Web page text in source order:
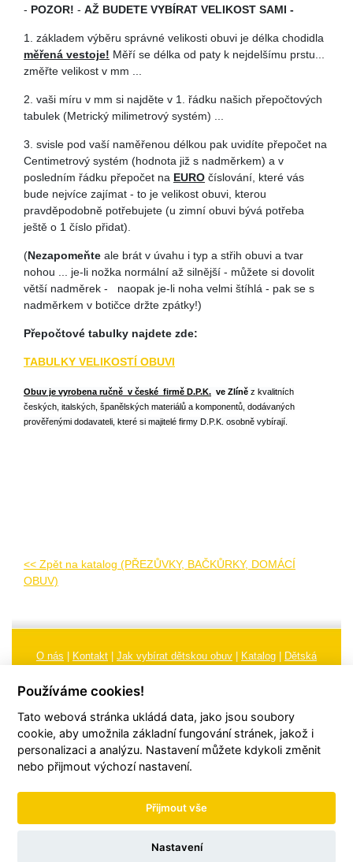
- POZOR! - AŽ BUDETE VYBÍRAT VELIKOST SAMI -
1. základem výběru správné velikosti obuvi je délka chodidla
měřená vestoje! Měří se délka od paty k nejdelšímu prstu...
změřte velikost v mm ...
2. vaši míru v mm si najděte v 1. řádku našich přepočtových
tabulek (Metrický milimetrový systém) ...
3. svisle pod vaší naměřenou délkou pak uvidíte přepočet na
Centimetrový systém (hodnota již s nadměrkem) a v
posledním řádku přepočet na EURO číslování, které vás
bude nejvíce zajímat - to je velikost obuvi, kterou
pravděpodobně potřebujete (u zimní obuvi bývá potřeba
ještě o 1 číslo přidat).
(Nezapomeňte ale brát v úvahu i typ a střih obuvi a tvar
nohou ... je-li nožka normální až silnější - můžete si dovolit
větší nadměrek - naopak je-li noha velmi štíhlá - pak se s
nadměrkem v botičce držte zpátky!)
Přepočtové tabulky najdete zde:
TABULKY VELIKOSTÍ OBUVI
Obuv je vyrobena ručně v české firmě D.P.K. ve Zlíně z kvalitních
českých, italských, španělských materiálů a komponentů, dodávaných
prověřenými dodavateli, které si majitelé firmy D.P.K. osobně vybírají.
<< Zpět na katalog (PŘEZŮVKY, BAČKŮRKY, DOMÁCÍ
OBUV)
O nás Kontakt Jak vybírat dětskou obuv Katalog
Dětská
obuvi, pokyny a informace k reklamaci Nastavení cookies
© 2026TORI, s.r.o.| Všechna práva vyhrazena | Web vytvořil
Používáme cookies!
Tato webová stránka ukládá data, jako jsou soubory
cookie, aby umožnila základní fungování stránek, jakož i
personalizaci a analýzu. Nastavení můžete kdykoli změnit
nebo přijmout výchozí nastavení.
Přijmout vše
Nastavení